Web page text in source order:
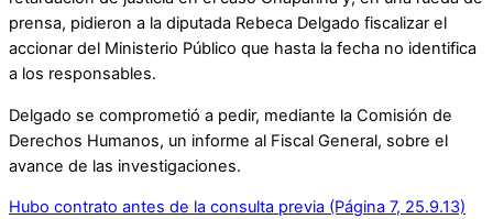
prensa, pidieron a la diputada Rebeca Delgado fiscalizar el
accionar del Ministerio Público que hasta la fecha no identifica
a los responsables.
Delgado se comprometió a pedir, mediante la Comisión de
Derechos Humanos, un informe al Fiscal General, sobre el
avance de las investigaciones.
Hubo contrato antes de la consulta previa (Página 7, 25.9.13)